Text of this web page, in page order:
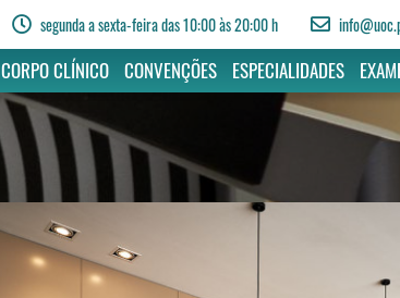
segunda a sexta-feira das 10:00 às 20:00 h
CORPO CLÍNICO CONVENÇÕES ESPECIALIDADES